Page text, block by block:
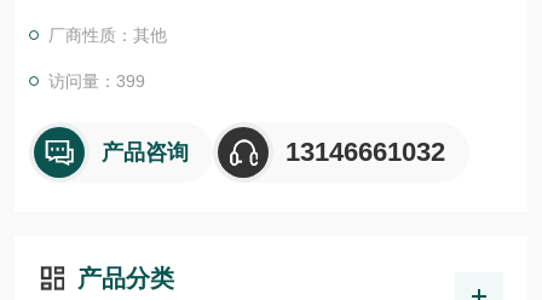
厂商性质：其他
访问量：399
产品咨询 13146661032
产品分类